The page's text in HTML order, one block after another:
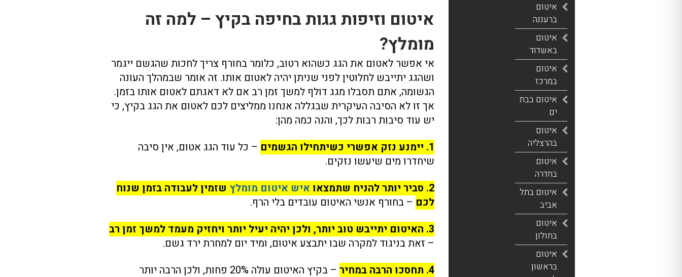
איטום וזיפות גגות בחיפה בקיץ – למה זה
מומלץ?
אי אפשר לאטום את הגג כשהוא רטוב, כלומר בחורף צריך לחכות שהגשם ייגמר
ושהגג יתייבש לחלוטין לפני שניתן יהיה לאטום אותו. זה אומר שבמהלך העונה
הגשומה, אתם תסבלו מגג דולף למשך זמן רב אם לא דאגתם לאטום אותו בזמן.
אך זו לא הסיבה העיקרית שבגללה אנחנו ממליצים לכם לאטום את הגג בקיץ, כי
יש עוד סיבות רבות לכך, והנה כמה מהן:
1. יימנע נזק אפשרי כשיתחילו הגשמים
– כל עוד הגג אטום, אין סיבה
שיחדרו מים שיעשו נזקים.
2. סביר יותר להניח שתמצאו
איש איטום מומלץ שזמין לעבודה בזמן שנוח
לכם – בחורף אנשי האיטום עובדים בלי הרף.
3. האיטום יתייבש טוב יותר, ולכן יהיה יעיל יותר ויחזיק מעמד למשך זמן רב
– זאת בניגוד למקרה שבו יתבצע איטום, ומיד יום למחרת ירד גשם.
4. תחסכו הרבה במחיר
– בקיץ האיטום עולה 20% פחות, ולכן הרבה יותר
איטום
ברעננה
איטום
באשדוד
איטום
במרכז
איטום בבת
ים
איטום
בהרצליה
איטום
בחדרה
איטום בתל
אביב
איטום
בחולון
איטום
בראשון